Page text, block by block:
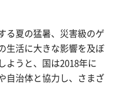
る夏の猛暑、災害級のゲ
生活に大きな影響を及ぼ
ようと、国は2018年に
自治体と協力し、さまざ